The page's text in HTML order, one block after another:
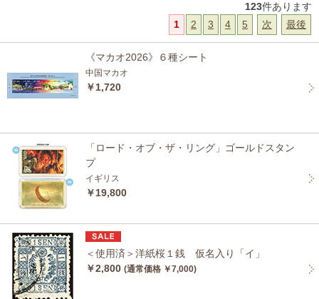
123件あります
1
2 3 4 5 次 最後
《マカオ2026》６種シート
中国マカオ
￥1,720
「ロード・オブ・ザ・リング」ゴールドスタン
プ
イギリス
￥19,800
＜使用済＞洋紙桜１銭 仮名入り「イ」
￥2,800 (通常価格 ￥7,000)